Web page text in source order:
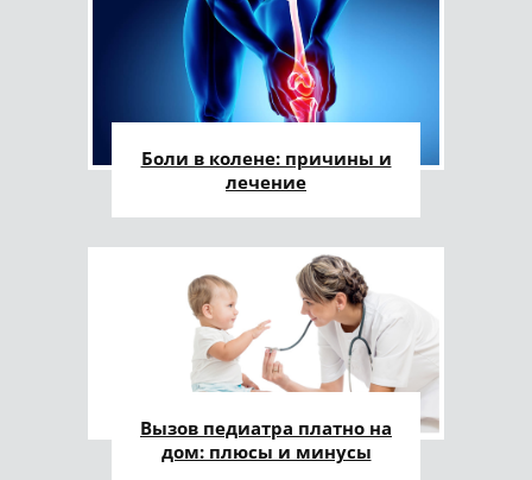
Боли в колене: причины и
лечение
Вызов педиатра платно на
дом: плюсы и минусы